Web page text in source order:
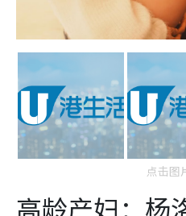
点击图
高龄产妇：杨